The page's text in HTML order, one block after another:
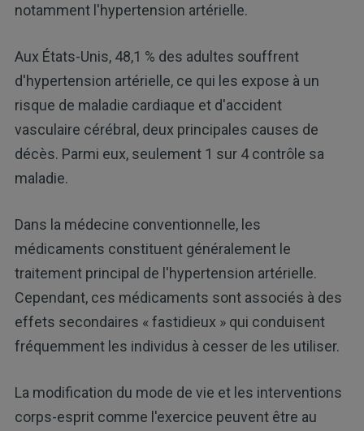
notamment l'hypertension artérielle.
Aux États-Unis, 48,1 % des adultes souffrent
d'hypertension artérielle, ce qui les expose à un
risque de maladie cardiaque et d'accident
vasculaire cérébral, deux principales causes de
décès. Parmi eux, seulement 1 sur 4 contrôle sa
maladie.
Dans la médecine conventionnelle, les
médicaments constituent généralement le
traitement principal de l'hypertension artérielle.
Cependant, ces médicaments sont associés à des
effets secondaires « fastidieux » qui conduisent
fréquemment les individus à cesser de les utiliser.
La modification du mode de vie et les interventions
corps-esprit comme l'exercice peuvent être au